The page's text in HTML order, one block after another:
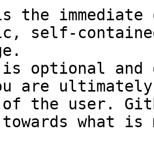
the
self-
optional and
are
of the user.
towards what